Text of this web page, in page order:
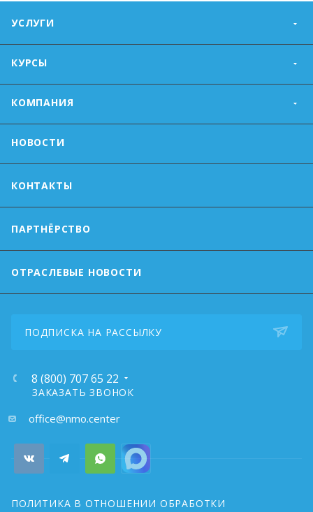
УСЛУГИ
КУРСЫ
КОМПАНИЯ
НОВОСТИ
КОНТАКТЫ
ПАРТНЁРСТВО
ОТРАСЛЕВЫЕ НОВОСТИ
ПОДПИСКА НА РАССЫЛКУ
8 (800) 707 65 22
ЗАКАЗАТЬ ЗВОНОК
почта:office@nmo.center
ПОЛИТИКА В ОТНОШЕНИИ ОБРАБОТКИ